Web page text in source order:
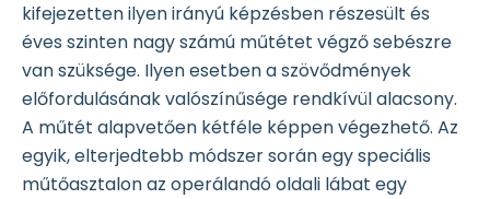
kifejezetten ilyen irányú képzésben részesült és
éves szinten nagy számú műtétet végző sebészre
van szüksége. Ilyen esetben a szövődmények
előfordulásának valószínűsége rendkívül alacsony.
A műtét alapvetően kétféle képpen végezhető. Az
egyik, elterjedtebb módszer során egy speciális
műtőasztalon az operálandó oldali lábat egy